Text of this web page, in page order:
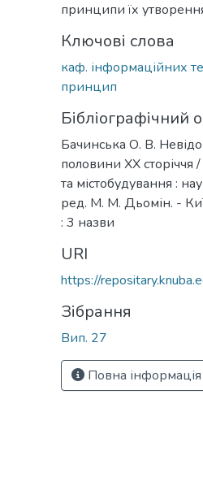
принципи їх
Ключові слова
каф. інформаційних
принцип
Бібліографічний
Бачинська О. В.
половини ХХ сторіччя
та містобудування :
ред. М. М. Дьомін. -
: 3 назви
URI
https://
Зібрання
Вип. 27
Повна